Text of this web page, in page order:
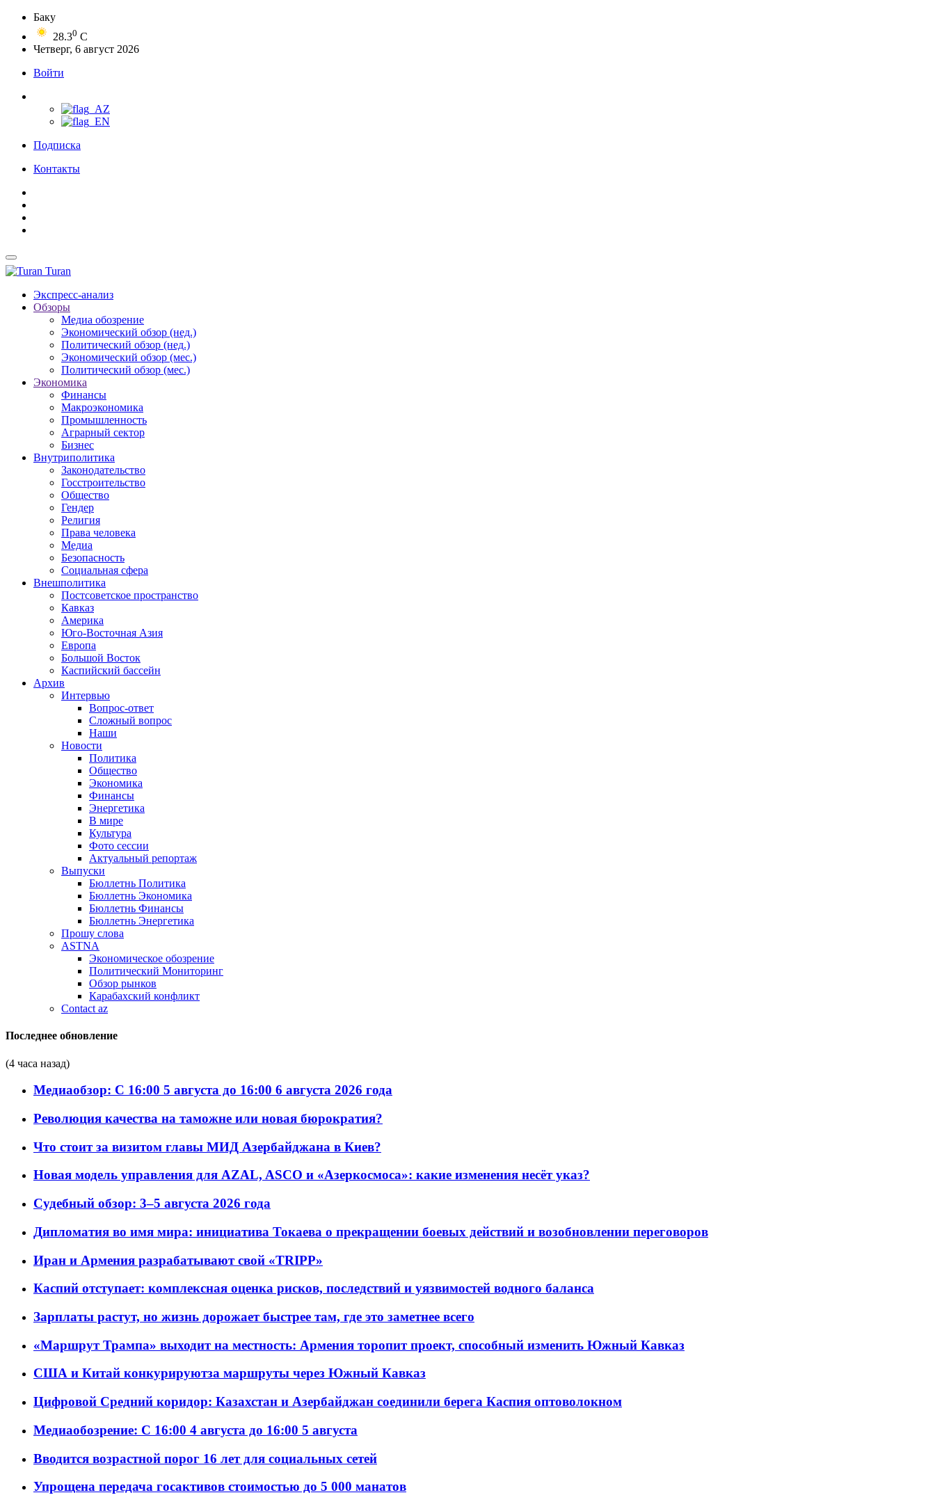
Баку
28.30 C
Четверг, 6 август 2026
Войти
Подписка
Контакты
Turan
Экспресс-анализ
Обзоры
Медиа обозрение
Экономический обзор (нед.)
Политический обзор (нед.)
Экономический обзор (мес.)
Политический обзор (мес.)
Экономика
Финансы
Макроэкономика
Промышленность
Аграрный сектор
Бизнес
Внутриполитика
Законодательство
Госстроительство
Общество
Гендер
Религия
Права человека
Медиа
Безопасность
Социальная сфера
Внешполитика
Постсоветское пространство
Кавказ
Америка
Юго-Восточная Азия
Европа
Большой Восток
Каспийский бассейн
Архив
Интервью
Вопрос-ответ
Сложный вопрос
Наши
Новости
Политика
Общество
Экономика
Финансы
Энергетика
В мире
Культура
Фото сессии
Актуальный репортаж
Выпуски
Бюллетнь Политика
Бюллетнь Экономика
Бюллетнь Финансы
Бюллетнь Энергетика
Прошу слова
ASTNA
Экономическое обозрение
Политический Мониторинг
Обзор рынков
Карабахский конфликт
Contact az
Последнее обновление
(4 часа назад)
Медиаобзор: С 16:00 5 августа до 16:00 6 августа 2026 года
Революция качества на таможне или новая бюрократия?
Что стоит за визитом главы МИД Азербайджана в Киев?
Новая модель управления для AZAL, ASCO и «Азеркосмоса»: какие изменения несёт указ?
Судебный обзор: 3–5 августа 2026 года
Дипломатия во имя мира: инициатива Токаева о прекращении боевых действий и возобновлении переговоров
Иран и Армения разрабатывают свой «TRIPP»
Каспий отступает: комплексная оценка рисков, последствий и уязвимостей водного баланса
Зарплаты растут, но жизнь дорожает быстрее там, где это заметнее всего
«Маршрут Трампа» выходит на местность: Армения торопит проект, способный изменить Южный Кавказ
США и Китай конкурируютза маршруты через Южный Кавказ
Цифровой Средний коридор: Казахстан и Азербайджан соединили берега Каспия оптоволокном
Медиаобозрение: С 16:00 4 августа до 16:00 5 августа
Вводится возрастной порог 16 лет для социальных сетей
Упрощена передача госактивов стоимостью до 5 000 манатов